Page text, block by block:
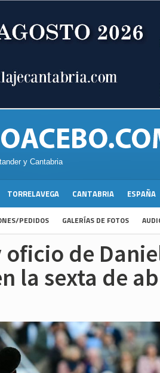
y Cantabria
TORRELAVEGA CANTABRIA ESPAÑA
PEDIDOS GALERÍAS DE FOTOS
oficio de
la sexta de